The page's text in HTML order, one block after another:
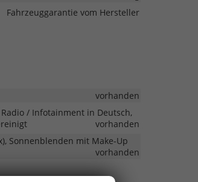
Fahrzeuggarantie vom Hersteller
vorhanden
/ Infotainment in Deutsch,
vorhanden
Sonnenblenden mit Make-Up
vorhanden